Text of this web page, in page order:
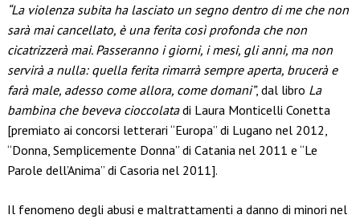
“La violenza subita ha lasciato un segno dentro di me che non
sarà mai cancellato, è una ferita così profonda che non
cicatrizzerà mai. Passeranno i giorni, i mesi, gli anni, ma non
servirà a nulla: quella ferita rimarrà sempre aperta, brucerà e
farà male, adesso come allora, come domani”, dal libro La
bambina che beveva cioccolatadi Laura Monticelli Conetta
[premiato ai concorsi letterari “Europa” di Lugano nel 2012,
“Donna, Semplicemente Donna” di Catania nel 2011 e “Le
Parole dell’Anima” di Casoria nel 2011].
Il fenomeno degli abusi e maltrattamenti a danno di minori nel